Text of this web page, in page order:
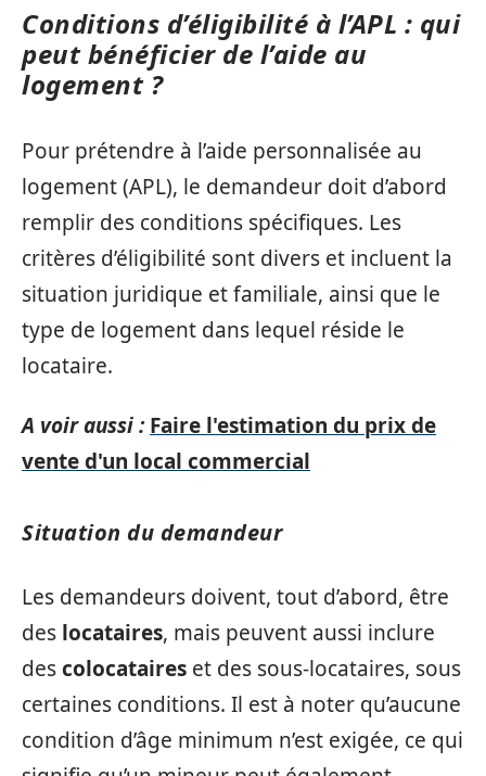
Conditions d’éligibilité à l’APL : qui
peut bénéficier de l’aide au
logement ?
Pour prétendre à l’aide personnalisée au
logement (APL), le demandeur doit d’abord
remplir des conditions spécifiques. Les
critères d’éligibilité sont divers et incluent la
situation juridique et familiale, ainsi que le
type de logement dans lequel réside le
locataire.
A voir aussi : Faire l'estimation du prix de
vente d'un local commercial
Situation du demandeur
Les demandeurs doivent, tout d’abord, être
des locataires, mais peuvent aussi inclure
descolocataires et des sous-locataires, sous
certaines conditions. Il est à noter qu’aucune
condition d’âge minimum n’est exigée, ce qui